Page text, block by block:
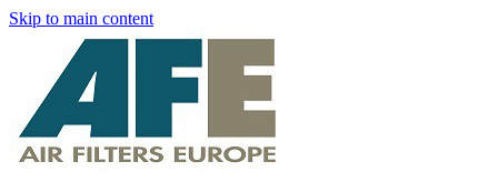
Skip to main content